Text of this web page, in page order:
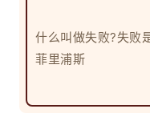
什么叫做失败?失
菲里浦斯